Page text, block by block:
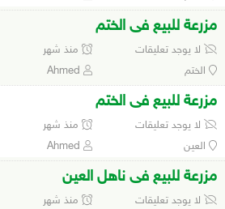
مزرعة للبيع فى الختم
لا يوجد تعليقات
منذ شهر
الختم
مزرعة للبيع فى الختم
لا يوجد تعليقات
منذ شهر
العين
مزرعة للبيع فى ناهل العين
لا يوجد تعليقات
منذ شهر